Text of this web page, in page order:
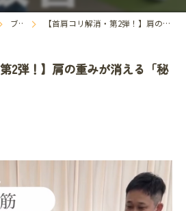
ブログ 【首肩コリ解消・第2弾！】肩の重みが消える「秘密のサボリ筋」...
2弾！】肩の重みが消える「秘